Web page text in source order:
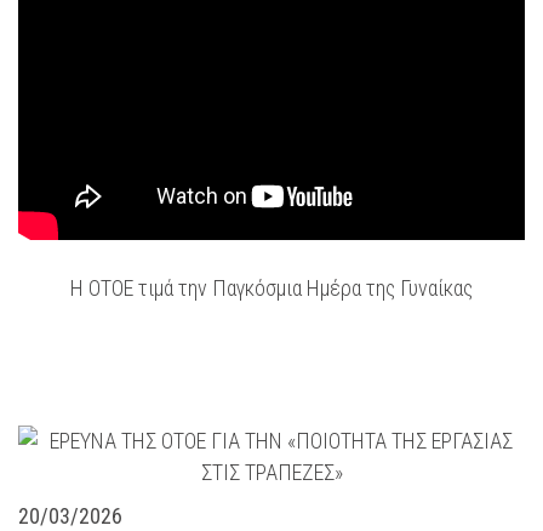
Η ΟΤΟΕ τιμά την Παγκόσμια Ημέρα της Γυναίκας
20/03/2026